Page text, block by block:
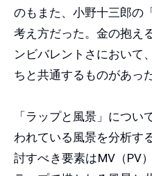
のもまた、小野十三郎の
考え方だった。金の抱え
ンビバレントさにおいて
ちと共通するものがあっ
「ラップと風景」につ
われている風景を分析す
討すべき要素はMV（PV